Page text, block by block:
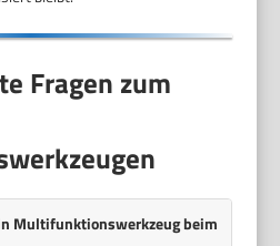
Fragen zum
Multifunktionswerkzeug beim